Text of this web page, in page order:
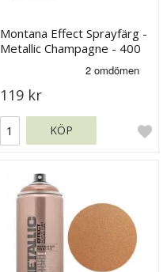
Montana Effect Sprayfärg -
Metallic Champagne - 400
119 kr
KÖP